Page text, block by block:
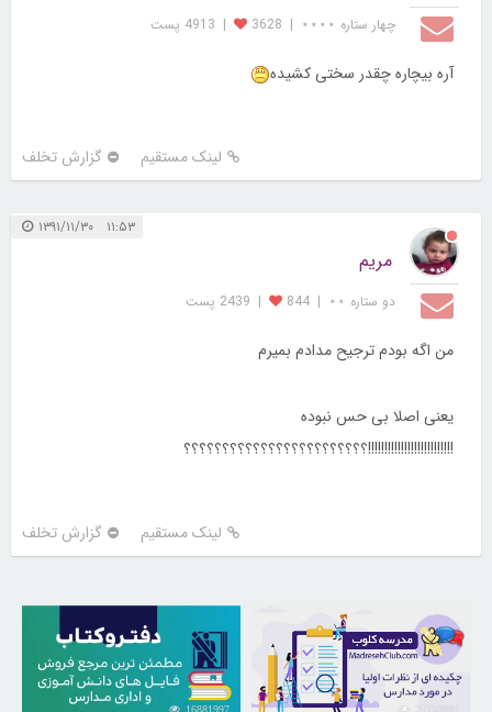
چهار ستاره ⋆⋆⋆⋆ |
3628
| 4913 پست
آره بیچاره چقدر سختی کشیده
لینک مستقیم گزارش تخلف
۱۱:۵۳ ۱۳۹۱/۱۱/۳۰
مریم
دو ستاره ⋆⋆ |
844
| 2439 پست
من اگه بودم ترجیح مدادم بمیرم
یعنی اصلا بی حس نبوده
!!!!!!!!!!!!!!!!!!!!!!!!!!؟؟؟؟؟؟؟؟؟؟؟؟؟؟؟؟؟؟؟؟؟؟؟؟
لینک مستقیم گزارش تخلف
16881997